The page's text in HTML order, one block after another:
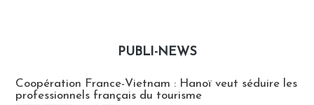
PUBLI-NEWS
Coopération France-Vietnam : Hanoï veut séduire les
professionnels français du tourisme